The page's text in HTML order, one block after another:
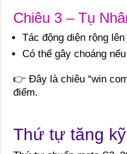
Chiêu 3 – Tụ
Tác động diện rộng
Có thể gây choáng
👉 Đây là chiêu “win
điểm.
Thứ tự tăng